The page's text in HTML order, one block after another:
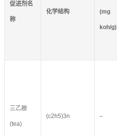
促进剂名
称
化学结构 (mg
koh/g)
三乙胺
(tea)
(c2h5)3n –